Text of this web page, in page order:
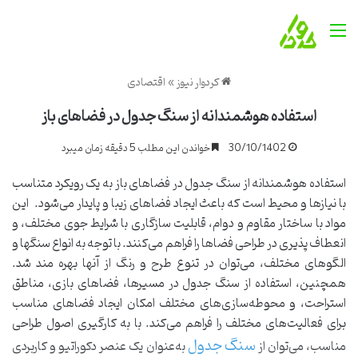
منو
کردوار نیوز»اقتصادی
استفاده هوشمندانه از سنگ جدول در فضاهای باز
30/10/1402 خواندن این مطلب 5 دقیقه زمان میبرد
استفاده هوشمندانه از سنگ جدول در فضاهای باز به یک رویکرد متناسب
با نیازها و محیط است که باعث ایجاد فضاهای زیبا و پایدار می‌شود. این
مواد با ساختار مقاوم و دوام، قابلیت سازگاری با شرایط جوی مختلف، و
انعطاف پذیری در طراحی فضاها را فراهم می‌کنند. با توجه به انواع سنگها و
الگوهای مختلف، می‌توان در تنوع طرح و رنگ از آنها بهره ‌مند شد.
همچنین، استفاده از سنگ جدول در مسیرها، فضاهای بازی، مناطق
استراحت، و محوطه‌سازی‌های مختلف امکان ایجاد فضاهای مناسب
برای فعالیت‌های مختلف را فراهم می‌کند. با به کارگیری اصول طراحی
مناسب، می‌توان ازسنگ جدولبه‌عنوان یک عنصر دکوراتیو و کاربردی